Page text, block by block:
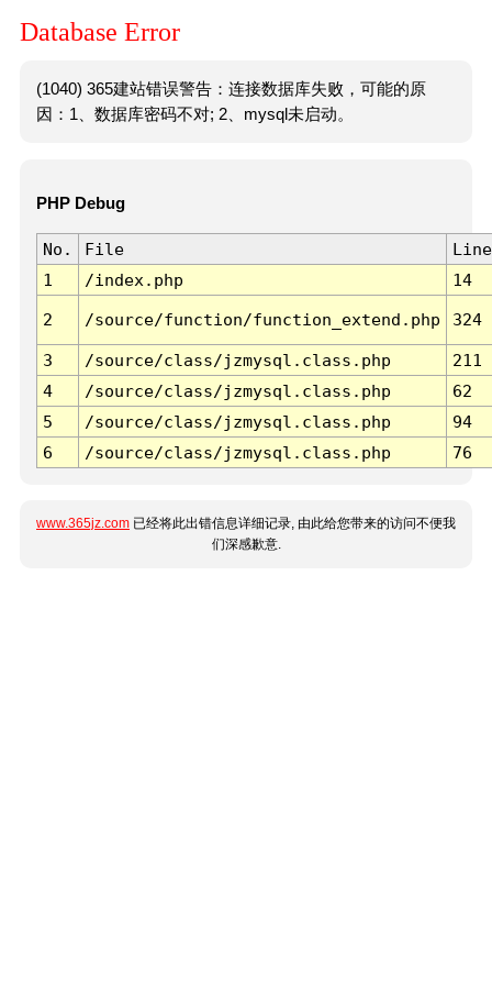
Database Error
(1040) 365建站错误警告：连接数据库失败，可能的原
因：1、数据库密码不对; 2、mysql未启动。
PHP Debug
No. File
Line
1
/index.php 14
2 /source/function/function_extend.php 324
3 /source/class/jzmysql.class.php
211
4
/source/class/jzmysql.class.php
62
5
/source/class/jzmysql.class.php
94
6
/source/class/jzmysql.class.php 76
www.365jz.com 已经将此出错信息详细记录, 由此给您带来的访问不便我
们深感歉意.